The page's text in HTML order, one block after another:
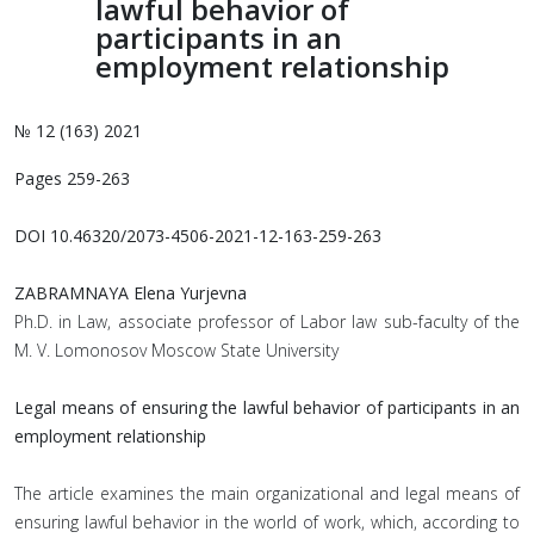
lawful behavior of
participants in an
employment relationship
№ 12 (163) 2021
Pages 259-263
DOI 10.46320/2073-4506-2021-12-163-259-263
ZABRAMNAYA Elena Yurjevna
Ph.D. in Law, associate professor of Labor law sub-faculty of the
M. V. Lomonosov Moscow State University
Legal means of ensuring the lawful behavior of participants in an
employment relationship
The article examines the main organizational and legal means of
ensuring lawful behavior in the world of work, which, according to